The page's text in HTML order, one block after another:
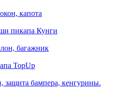
капота
пикапа Кунги
багажник
TopUp
защита бампера, кенгурины.